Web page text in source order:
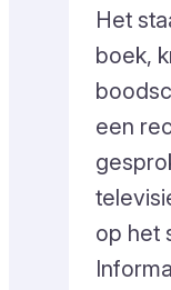
Het
boek,
een
op het